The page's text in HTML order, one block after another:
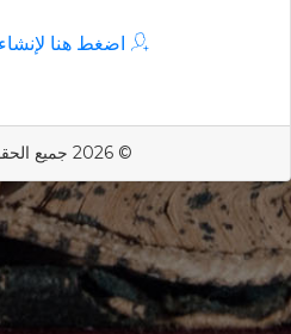
اضغط هنا
© 2026 جميع الحقوق محفوظة